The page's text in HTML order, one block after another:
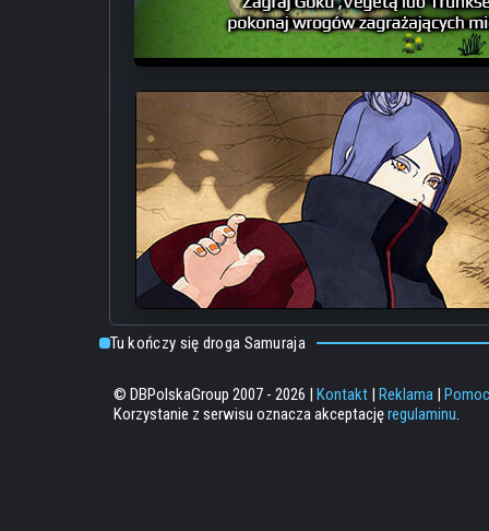
Tu kończy się droga Samuraja
© DBPolskaGroup 2007 - 2026 | Kontakt| Reklama| Pomoc
Korzystanie z serwisu oznacza akceptacjęregulaminu.